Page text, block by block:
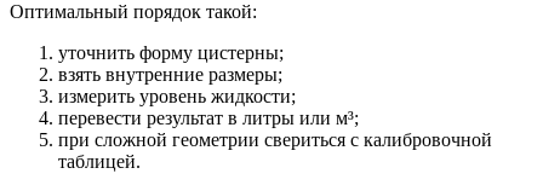
Оптимальный порядок такой:
уточнить форму цистерны;
взять внутренние размеры;
измерить уровень жидкости;
перевести результат в литры или м³;
при сложной геометрии свериться с калибровочной
таблицей.